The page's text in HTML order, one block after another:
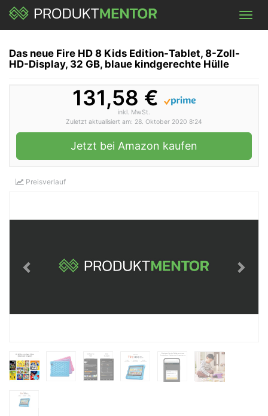
Skip
main
Das neue Fire HD 8 Kids Edition-Tablet, 8-Zoll-
HD-Display, 32 GB, blaue kindgerechte Hülle
131,58 €
inkl. MwSt.
Zuletzt aktualisiert am: 28. Oktober 2020 8:24
Jetzt bei Amazon kaufen
Preisverlauf